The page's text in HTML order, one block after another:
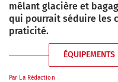
mêlant glacière et
qui pourrait séduire les
praticité.
ÉQUIPEMENTS
Par La Rédaction